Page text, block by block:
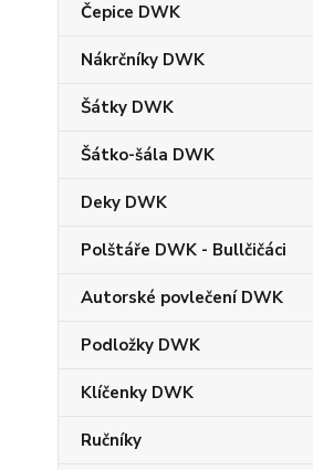
Čepice DWK
Nákrčníky DWK
Šátky DWK
Šátko-šála DWK
Deky DWK
Polštáře DWK - Bullčičáci
Autorské povlečení DWK
Podložky DWK
Klíčenky DWK
Ručníky